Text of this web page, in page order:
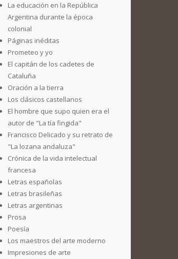
La educación en la República
Argentina durante la época
colonial
Páginas inéditas
Prometeo y yo
El capitán de los cadetes de
Cataluña
Oración a la tierra
Los clásicos castellanos
El hombre que supo quien era el
autor de "La tía fingida"
Francisco Delicado y su retrato de
"La lozana andaluza"
Crónica de la vida intelectual
francesa
Letras españolas
Letras brasileñas
Letras argentinas
Prosa
Poesía
Los maestros del arte moderno
Impresiones de arte